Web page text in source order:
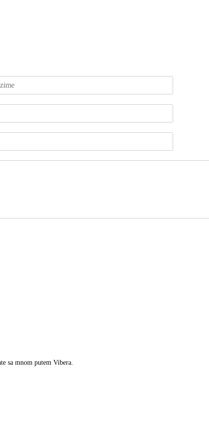
sa mnom putem Vibera.